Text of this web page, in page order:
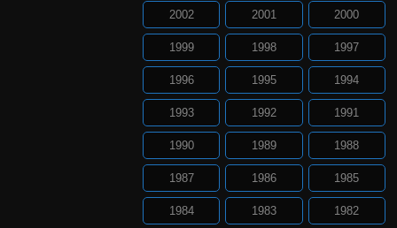
2002 2001 2000
1999 1998 1997
1996 1995 1994
1993 1992 1991
1990 1989 1988
1987 1986 1985
1984 1983 1982